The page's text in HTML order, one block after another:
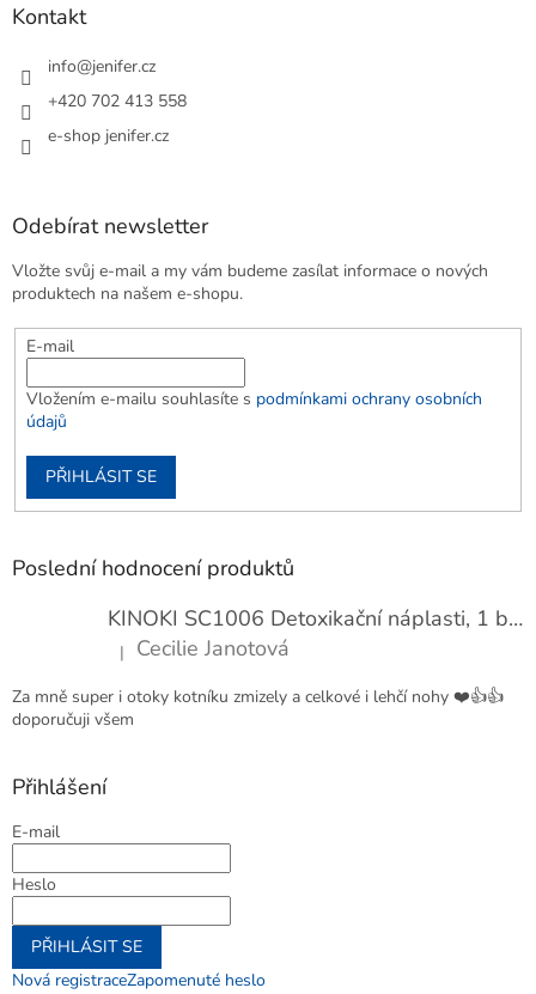
Kontakt
info@jenifer.cz
+420 702 413 558
e-shop jenifer.cz
Odebírat newsletter
Vložte svůj e-mail a my vám budeme zasílat informace o nových
produktech na našem e-shopu.
E-mail
Vložením e-mailu souhlasíte s podmínkami ochrany osobních
údajů
PŘIHLÁSIT SE
Poslední hodnocení produktů
KINOKI SC1006 Detoxikační náplasti, 1 balení - 10 ks
Hodnocení produktu je 4 z 5 hvězdiček.
| Cecilie Janotová
Za mně super i otoky kotníku zmizely a celkové i lehčí nohy ❤️👍👍
doporučuji všem
Přihlášení
E-mail
Heslo
PŘIHLÁSIT SE
Nová registraceZapomenuté heslo